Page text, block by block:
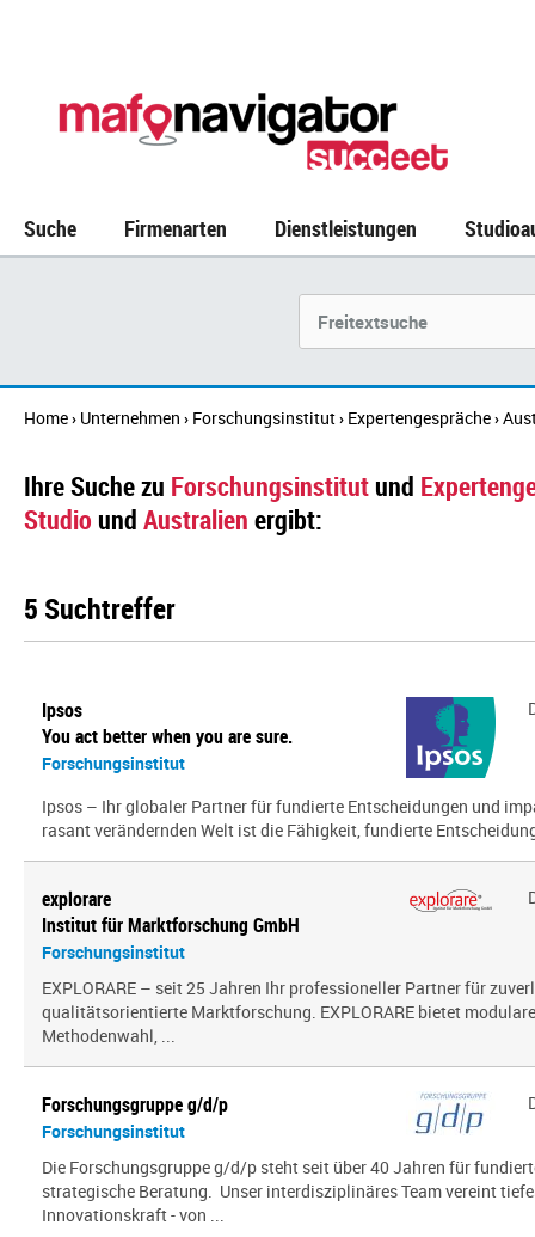
Suche Firmenarten Dienstleistungen
Home› Unternehmen › Forschungsinstitut› Expertengespräche›
Ihre Suche zu Forschungsinstitutund
Studio und Australien ergibt:
5 Suchtreffer
Ipsos
You act better when you are sure.
Forschungsinstitut
Ipsos – Ihr globaler Partner für fundierte Entscheidungen und
rasant verändernden Welt ist die Fähigkeit, fundierte
explorare
Institut für Marktforschung GmbH
Forschungsinstitut
EXPLORARE – seit 25 Jahren Ihr professioneller Partner für
qualitätsorientierte Marktforschung. EXPLORARE bietet
Methodenwahl, ...
Forschungsgruppe g/d/p
Forschungsinstitut
Die Forschungsgruppe g/d/p steht seit über 40 Jahren für
strategische Beratung. Unser interdisziplinäres Team vereint
Innovationskraft - von ...